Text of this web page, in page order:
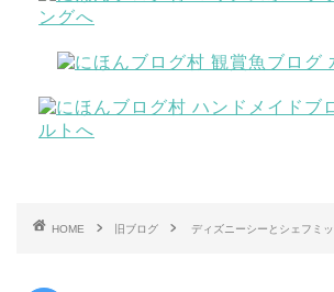
HOME 旧ブログ ディズニーシーとシェフミ